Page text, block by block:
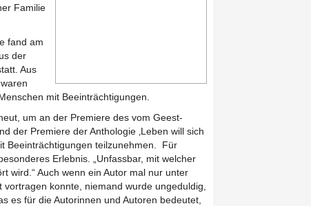
Familie
fand am
der
Aus
mit Beeinträchtigungen.
um an der Premiere des vom Geest-
der Premiere der Anthologie ‚Leben will sich
Beeinträchtigungen teilzunehmen. Für
Erlebnis. „Unfassbar, mit welcher
wird.“ Auch wenn ein Autor mal nur unter
konnte, niemand wurde ungeduldig,
es für die Autorinnen und Autoren bedeutet,